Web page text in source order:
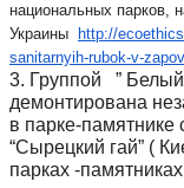
национальных парков,
Украины
http://
sanitarnyih-rubok-v-
3. Группой ” Белый
демонтирована
в парке-памятнике
“Сырецкий гай” (
парках -